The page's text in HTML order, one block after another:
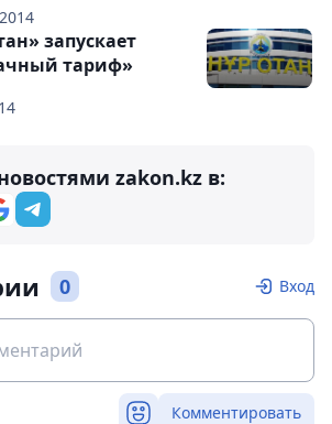
запускает
тариф»
zakon.kz в:
0 Вход
Комментировать